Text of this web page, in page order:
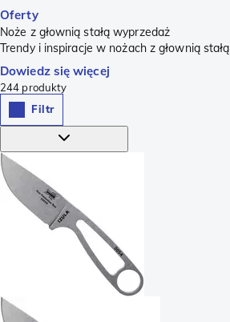
Oferty
Noże z głownią stałą wyprzedaż
Trendy i inspiracje w nożach z głownią stałą
Dowiedz się więcej
244 produkty
Filtr